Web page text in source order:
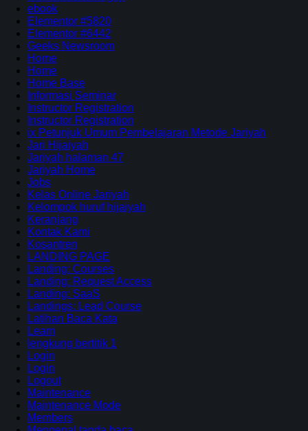
ebook
Elementor #5820
Elementor #6442
Geeks Newsroom
Home
Home
Home Base
Informasi Seminar
Instructor Registration
Instructor Registration
ix Petunjuk Umum Pembelajaran Metode Jariyah
Jari Hijaiyah
Jariyah halaman 47
Jariyah Home
Jobs
Kelas Online Jariyah
Kelompok huruf hijaiyah
Keranjang
Kontak Kami
Kosantren
LANDING PAGE
Landing: Courses
Landing: Request Access
Landing: SaaS
Landings: Lead Course
Latihan Baca Kata
Learn
lengkung bertitik 1
Login
Login
Logout
Maintenance
Maintenance Mode
Members